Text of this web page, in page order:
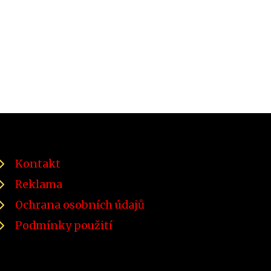
Kontakt
Reklama
Ochrana osobních údajů
Podmínky použití